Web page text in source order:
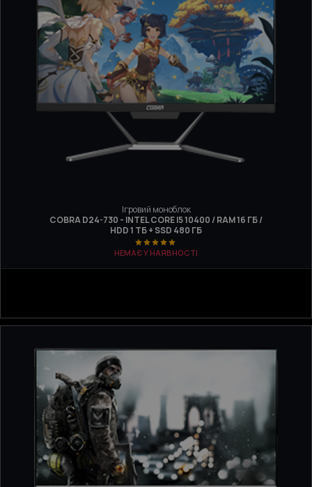
Ігровий моноблок
COBRA D24-730 - INTEL CORE I5 10400 / RAM 16 ГБ /
HDD 1 ТБ + SSD 480 ГБ
НЕМАЄ У НАЯВНОСТІ